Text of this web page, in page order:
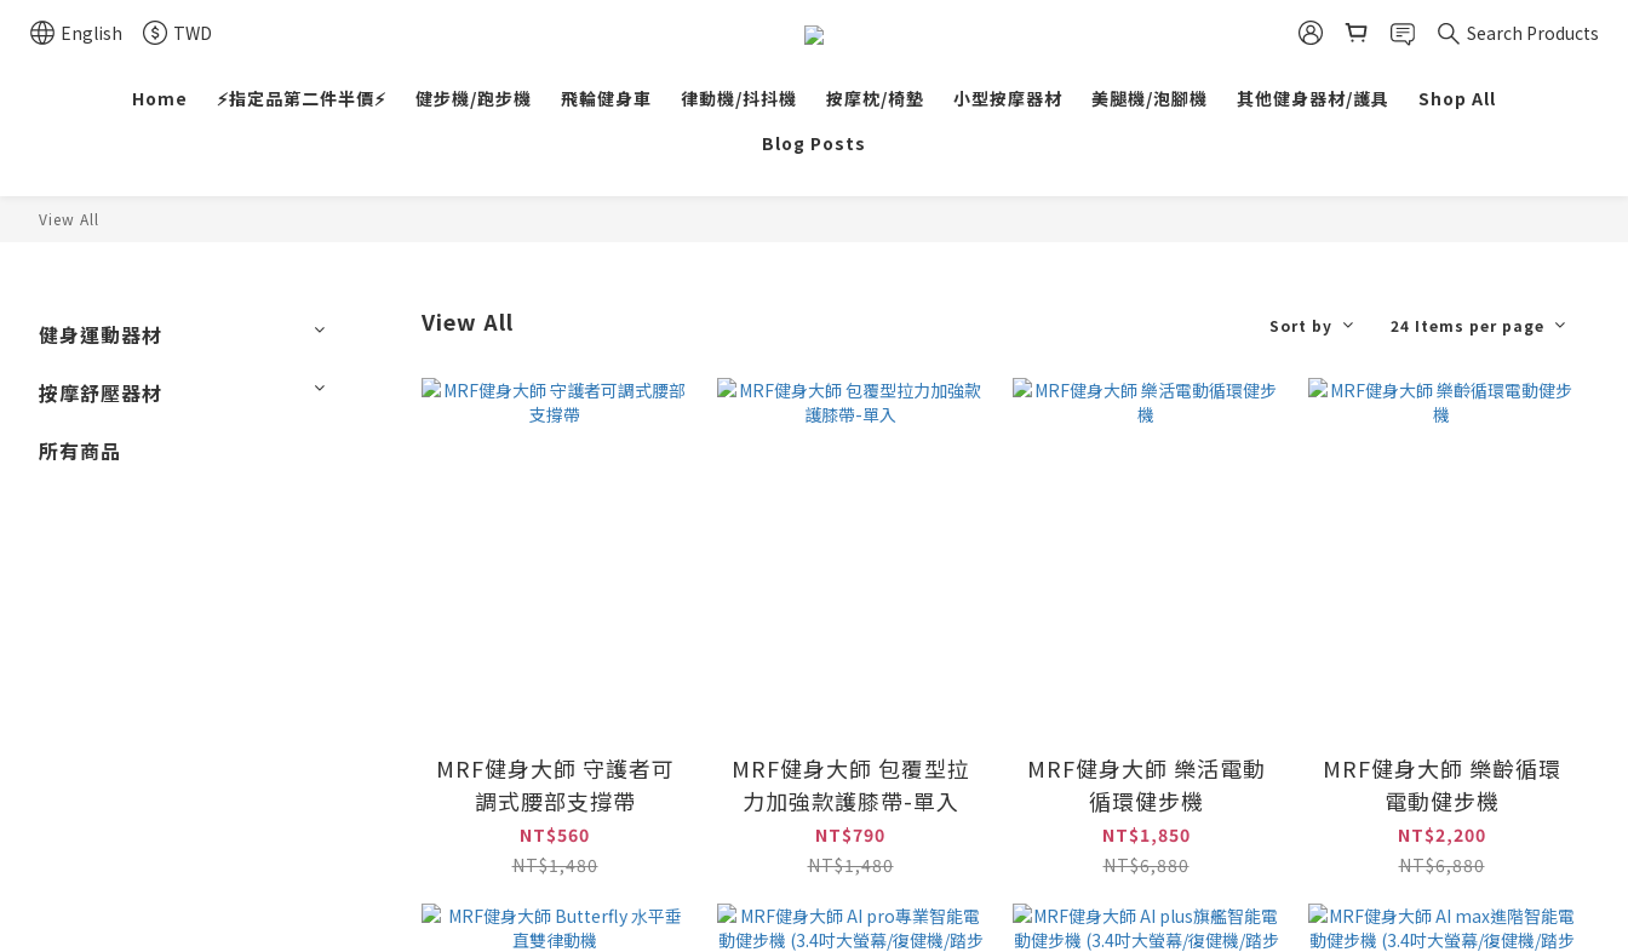
English TWD Search Products
Home ⚡指定品第二件半價⚡ 健步機/跑步機 飛輪健身車 律動機/抖抖機 按摩枕/椅墊 小型按摩器材 美腿機/泡腳機 其他健身器材/護具
Shop All
Blog Posts
View All
健身運動器材
按摩舒壓器材
所有商品
View All Sort by 24 Items per page
MRF健身大師 守護者可
調式腰部支撐帶
NT$560
NT$1,480
MRF健身大師 包覆型拉
力加強款護膝帶-單入
NT$790
NT$1,480
MRF健身大師 樂活電動
循環健步機
NT$1,850
NT$6,880
MRF健身大師 樂齡循環
電動健步機
NT$2,200
NT$6,880